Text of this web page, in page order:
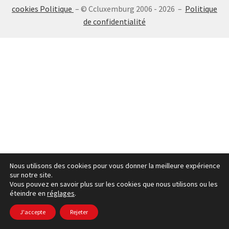
SE CONNECTER
cookies Politique – © Ccluxemburg 2006 - 2026 – Politique
de confidentialité
Nous utilisons des cookies pour vous donner la meilleure expérience
sur notre site.
Vous pouvez en savoir plus sur les cookies que nous utilisons ou les
éteindre en réglages.
J'accepte Rejeter